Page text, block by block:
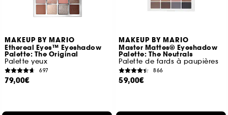
MAKEUP BY MARIO
Ethereal Eyes™ Eyeshadow
Palette: The Original
Palette yeux
697
79,00€
MAKEUP BY MARIO
Master Mattes® Eyeshadow
Palette: The Neutrals
Palette de fards à paupières
866
59,00€